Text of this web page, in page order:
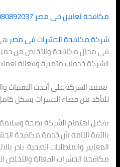
مكافحة ثعابين فى مصر
شركة مكافحة الحشرات في مصر
في مجال مكافحة والتخلص من جميع
الشركة خدمات متميزة وفعالة
تعتمد الشركة على أحدث التقنيات
للتأكد من قضاء الحشرات بشكل
بفضل اهتمام الشركة بصحة وسلامة
بالثقة التامة بأن خدمة مكافحة
المعايير والمتطلبات الصحية. بادر
مكافحة الحشرات الفعالة والتخلص